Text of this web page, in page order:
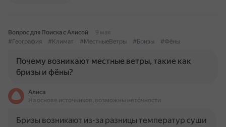
Вопрос для Поиска с Алисой
9 мая
#География
#Климат #МестныеВетры #Бризы #Фёны
Почему возникают местные ветры, такие как
бризы и фёны?
Алиса
На основе источников, возможны неточности
Бризы возникают из-за разницы температур суши